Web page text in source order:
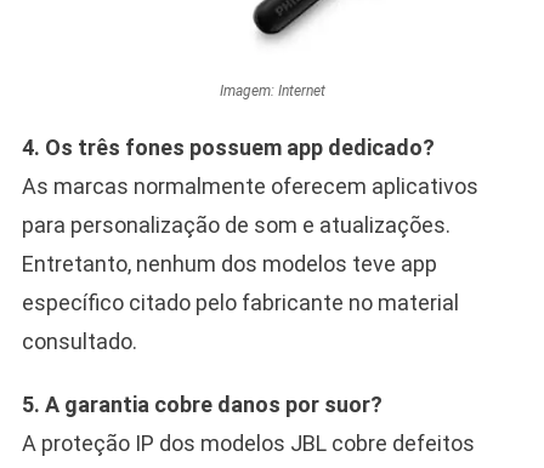
Imagem: Internet
4. Os três fones possuem app dedicado?
As marcas normalmente oferecem aplicativos
para personalização de som e atualizações.
Entretanto, nenhum dos modelos teve app
específico citado pelo fabricante no material
consultado.
5. A garantia cobre danos por suor?
A proteção IP dos modelos JBL cobre defeitos